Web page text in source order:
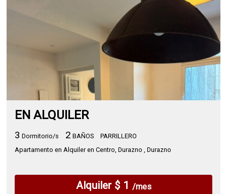
EN ALQUILER
3 Dormitorio/s 2 BAÑOS
PARRILLERO
Apartamento en Alquiler en Centro, Durazno , Durazno
Alquiler $ 1 /mes